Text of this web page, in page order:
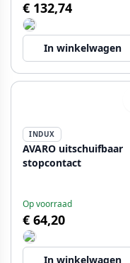
€ 132,74
In winkelwagen
INDUX
AVARO uitschuifbaar
stopcontact
Op voorraad
€ 64,20
In winkelwagen